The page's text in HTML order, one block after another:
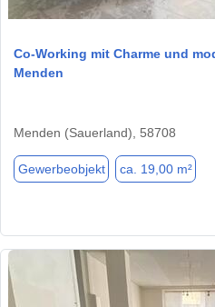
Co-Working mit Charme und
Menden
Menden (Sauerland), 58708
Gewerbeobjekt ca. 19,00 m²